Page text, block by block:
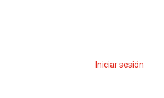
Iniciar sesión